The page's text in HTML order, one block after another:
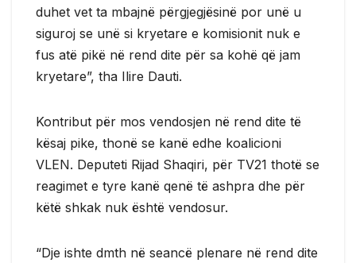
duhet vet ta mbajnë përgjegjësinë por unë u
siguroj se unë si kryetare e komisionit nuk e
fus atë pikë në rend dite për sa kohë që jam
kryetare”, tha Ilire Dauti.
Kontribut për mos vendosjen në rend dite të
kësaj pike, thonë se kanë edhe koalicioni
VLEN. Deputeti Rijad Shaqiri, për TV21 thotë se
reagimet e tyre kanë qenë të ashpra dhe për
këtë shkak nuk është vendosur.
“Dje ishte dmth në seancë plenare në rend dite